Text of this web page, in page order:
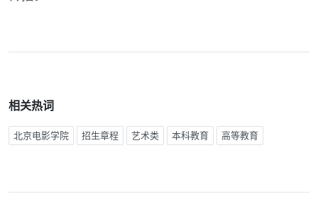
相关热词
北京电影学院 招生章程 艺术类 本科教育 高等教育